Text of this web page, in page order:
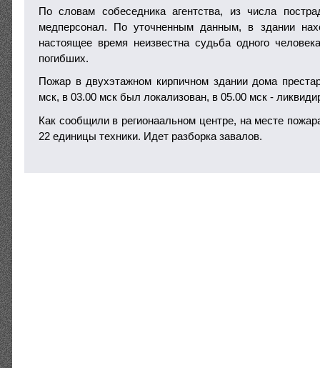
По словам собеседника агентства, из числа
медперсонал. По уточненным данным, в здании
настоящее время неизвестна судьба одного
погибших.
Пожар в двухэтажном кирпичном здании дома
мск, в 03.00 мск был локализован, в 05.00 мск -
Как сообщили в регионаальном центре, на месте
22 единицы техники. Идет разборка завалов.